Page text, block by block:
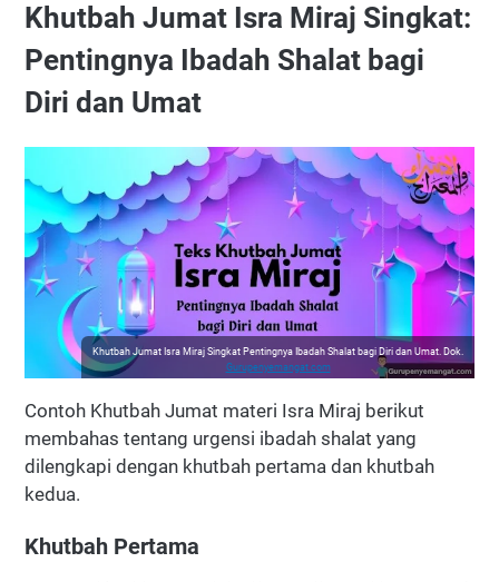
Khutbah Jumat Isra Miraj Singkat:
Pentingnya Ibadah Shalat bagi
Diri dan Umat
Khutbah Jumat Isra Miraj Singkat Pentingnya Ibadah Shalat bagi Diri dan Umat. Dok.
Gurupenyemangat.com
Contoh Khutbah Jumat materi Isra Miraj berikut
membahas tentang urgensi ibadah shalat yang
dilengkapi dengan khutbah pertama dan khutbah
kedua.
Khutbah Pertama